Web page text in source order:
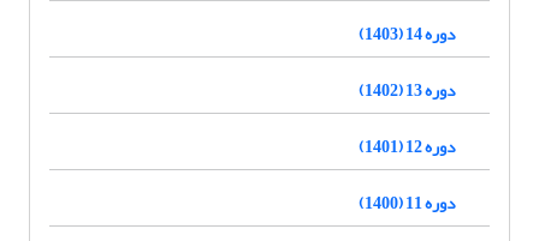
دوره 14 (1403)
دوره 13 (1402)
دوره 12 (1401)
دوره 11 (1400)